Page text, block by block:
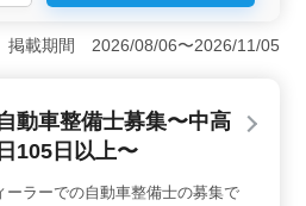
産ディーラーで自動車整備士
全般、車検対応、定期点検、一
取り付けなど多岐にわたる業務
ています。検査員資格をお持
ある整備技術で、お客様に安
フト制による柔軟な休暇取得が
掲載期間 2026/08/06〜2026/11/05
動車整備士募集〜中高
105日以上〜
ーラーでの自動車整備士の募集で